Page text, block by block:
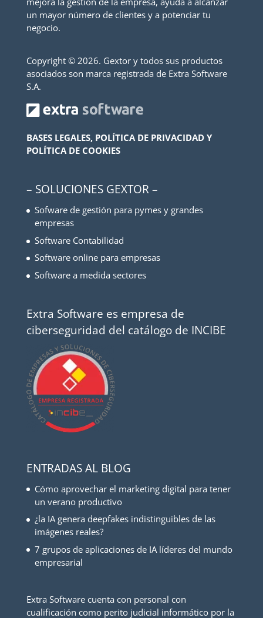
un mayor número de clientes y a potenciar tu
negocio.
Copyright © 2026. Gextor y todos sus productos
asociados son marca registrada de Extra Software
S.A.
BASES LEGALES, POLÍTICA DE PRIVACIDAD Y
POLÍTICA DE COOKIES
– SOLUCIONES GEXTOR –
Sofware de gestión para pymes y grandes
empresas
Software Contabilidad
Software online para empresas
Software a medida sectores
Extra Software es empresa de
ciberseguridad del catálogo de INCIBE
ENTRADAS AL BLOG
Cómo aprovechar el marketing digital para tener
un verano productivo
¿la IA genera deepfakes indistinguibles de las
imágenes reales?
7 grupos de aplicaciones de IA líderes del mundo
empresarial
Extra Software cuenta con personal con
cualificación como perito judicial informático por la